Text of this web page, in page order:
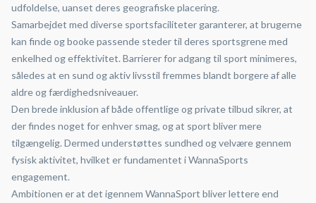
udfoldelse, uanset deres geografiske placering.
Samarbejdet med diverse sportsfaciliteter garanterer, at brugerne
kan finde og booke passende steder til deres sportsgrene med
enkelhed og effektivitet. Barrierer for adgang til sport minimeres,
således at en sund og aktiv livsstil fremmes blandt borgere af alle
aldre og færdighedsniveauer.
Den brede inklusion af både offentlige og private tilbud sikrer, at
der findes noget for enhver smag, og at sport bliver mere
tilgængelig. Dermed understøttes sundhed og velvære gennem
fysisk aktivitet, hvilket er fundamentet i WannaSports
engagement.
Ambitionen er at det igennem WannaSport bliver lettere end